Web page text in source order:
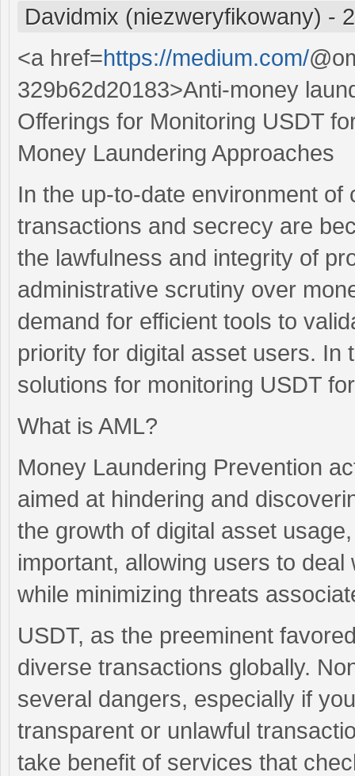
Davidmix (niezweryfikowany) -
<a href=https://medium.com/
329b62d20183>Anti-money
Offerings for Monitoring USDT
Money Laundering Approaches
In the up-to-date environment
transactions and secrecy are
the lawfulness and integrity of
administrative scrutiny over
demand for efficient tools to
priority for digital asset users. In
solutions for monitoring USDT
What is AML?
Money Laundering Prevention
aimed at hindering and
the growth of digital asset
important, allowing users to
while minimizing threats
USDT, as the preeminent
diverse transactions globally.
several dangers, especially if
transparent or unlawful
take benefit of services that